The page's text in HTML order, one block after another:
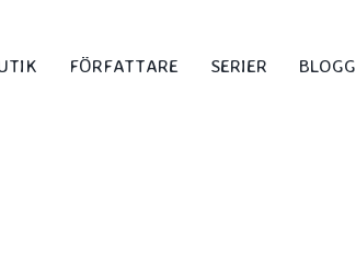
FÖRFATTARE SERIER BLOGG